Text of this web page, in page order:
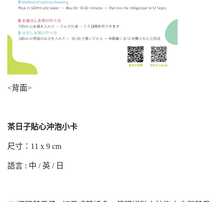
<背面>
茶日子貼心沖泡小卡
尺寸：11 x 9 cm
語言 : 中 / 英 / 日